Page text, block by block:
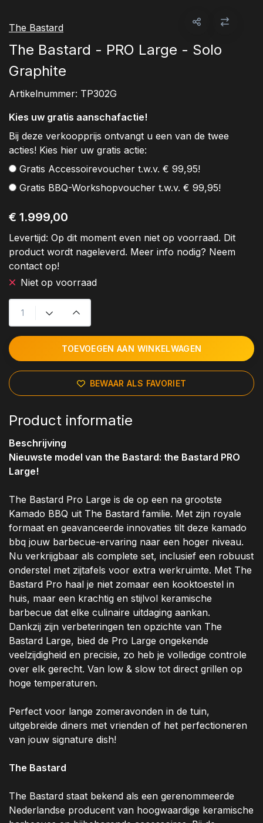
The Bastard
The Bastard - PRO Large - Solo
Graphite
Artikelnummer: TP302G
Kies uw gratis aanschafactie!
Bij deze verkoopprijs ontvangt u een van de twee
acties! Kies hier uw gratis actie:
Gratis Accessoirevoucher t.w.v. € 99,95!
Gratis BBQ-Workshopvoucher t.w.v. € 99,95!
€ 1.999,00
Levertijd: Op dit moment even niet op voorraad. Dit
product wordt nageleverd. Meer info nodig? Neem
contact op!
Niet op voorraad
TOEVOEGEN AAN WINKELWAGEN
BEWAAR ALS FAVORIET
Product informatie
Beschrijving
Nieuwste model van the Bastard: the Bastard PRO
Large!
The Bastard Pro Large is de op een na grootste
Kamado BBQ uit The Bastard familie. Met zijn royale
formaat en geavanceerde innovaties tilt deze kamado
bbq jouw barbecue-ervaring naar een hoger niveau.
Nu verkrijgbaar als complete set, inclusief een robuust
onderstel met zijtafels voor extra werkruimte. Met The
Bastard Pro haal je niet zomaar een kooktoestel in
huis, maar een krachtig en stijlvol keramische
barbecue dat elke culinaire uitdaging aankan.
Dankzij zijn verbeteringen ten opzichte van The
Bastard Large, bied de Pro Large ongekende
veelzijdigheid en precisie, zo heb je volledige controle
over elk gerecht. Van low & slow tot direct grillen op
hoge temperaturen.
Perfect voor lange zomeravonden in de tuin,
uitgebreide diners met vrienden of het perfectioneren
van jouw signature dish!
The Bastard
The Bastard staat bekend als een gerenommeerde
Nederlandse producent van hoogwaardige keramische